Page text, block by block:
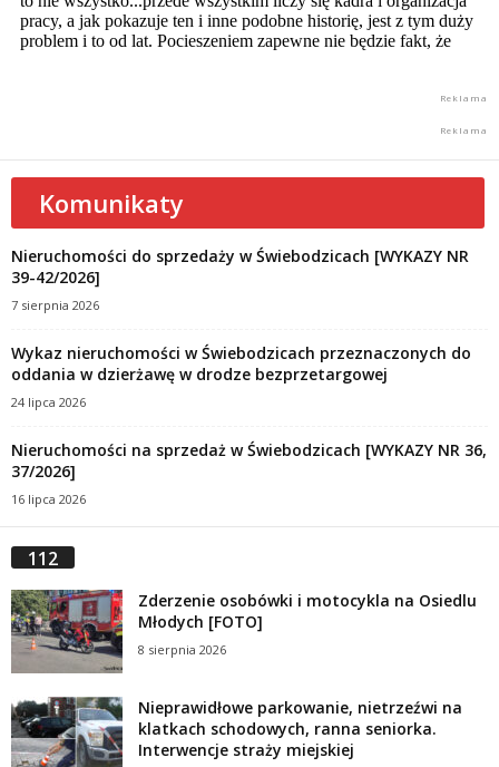
Komunikaty
Nieruchomości do sprzedaży w Świebodzicach [WYKAZY NR
39-42/2026]
7 sierpnia 2026
Wykaz nieruchomości w Świebodzicach przeznaczonych do
oddania w dzierżawę w drodze bezprzetargowej
24 lipca 2026
Nieruchomości na sprzedaż w Świebodzicach [WYKAZY NR 36,
37/2026]
16 lipca 2026
112
Zderzenie osobówki i motocykla na Osiedlu
Młodych [FOTO]
8 sierpnia 2026
Nieprawidłowe parkowanie, nietrzeźwi na
klatkach schodowych, ranna seniorka.
Interwencje straży miejskiej